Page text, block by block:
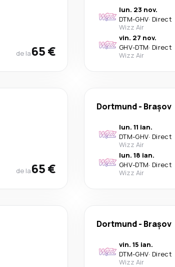
de la65 €
lun. 23 nov.
DTM-GHV· Direct
Wizz Air
vin. 27 nov.
GHV-DTM· Direct
Wizz Air
de la65 €
Dortmund- Brașov
lun. 11 ian.
DTM-GHV· Direct
Wizz Air
lun. 18 ian.
GHV-DTM· Direct
Wizz Air
Dortmund- Brașov
vin. 15 ian.
DTM-GHV· Direct
Wizz Air